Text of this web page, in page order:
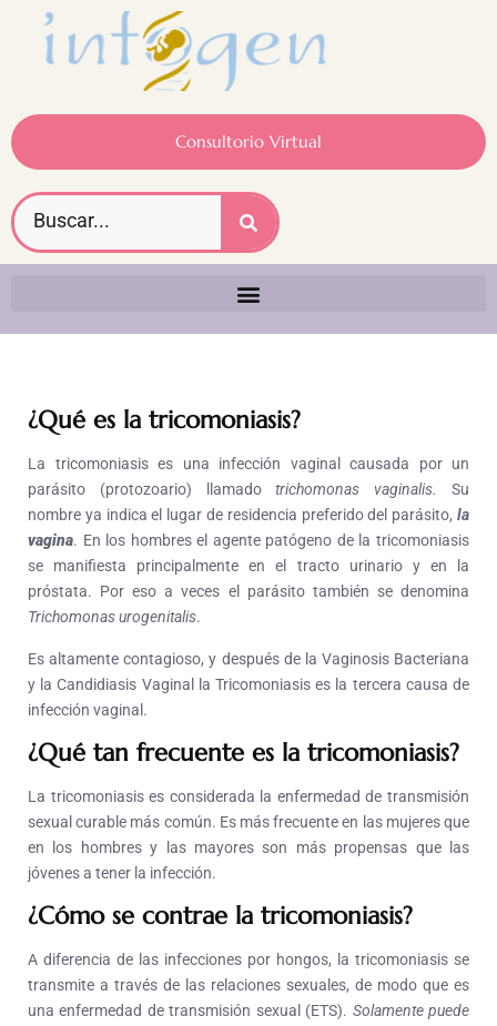
Consultorio Virtual
¿Qué es la tricomoniasis?
La tricomoniasis es una infección vaginal causada por un
parásito (protozoario) llamadotrichomonas vaginalis.
Su
nombre ya indica el lugar de residencia preferido del parásito, la
vagina. En los hombres el agente patógeno de la tricomoniasis
se manifiesta principalmente en el tracto urinario y en la
próstata. Por eso a veces el parásito también se denomina
Trichomonas urogenitalis.
Es altamente contagioso, y después de la Vaginosis Bacteriana
y la Candidiasis Vaginal la Tricomoniasis es la tercera causa de
infección vaginal.
¿Qué tan frecuente es la tricomoniasis?
La tricomoniasis es considerada la enfermedad de transmisión
sexual curable más común. Es más frecuente en las mujeres que
en los hombres y las mayores son más propensas que las
jóvenes a tener la infección.
¿Cómo se contrae la tricomoniasis?
A diferencia de las infecciones por hongos, la tricomoniasis se
transmite a través de las relaciones sexuales, de modo que es
una enfermedad de transmisión sexual (ETS). Solamente puede